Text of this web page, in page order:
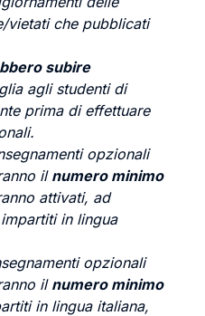
vietati che pubblicati
subire
agli studenti di
prima di effettuare
opzionali
il numero minimo
attivati, ad
in lingua
opzionali
il numero minimo
in lingua italiana,